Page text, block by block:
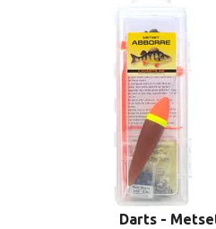
Darts -